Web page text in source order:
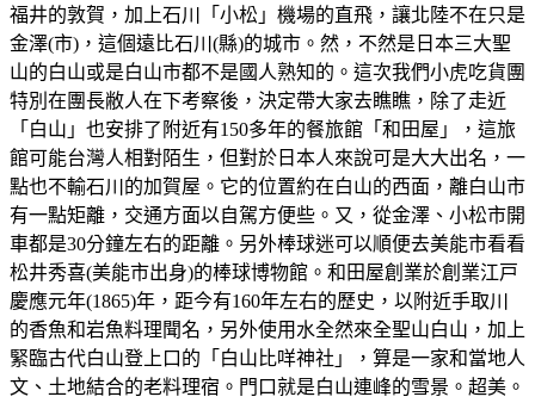
福井的敦賀，加上石川「小松」機場的直飛，讓北陸不在只是
金澤(市)，這個遠比石川(縣)的城市。然，不然是日本三大聖
山的白山或是白山市都不是國人熟知的。這次我們小虎吃貨團
特別在團長敝人在下考察後，決定帶大家去瞧瞧，除了走近
「白山」也安排了附近有150多年的餐旅館「和田屋」，這旅
館可能台灣人相對陌生，但對於日本人來說可是大大出名，一
點也不輸石川的加賀屋。它的位置約在白山的西面，離白山市
有一點矩離，交通方面以自駕方便些。又，從金澤、小松市開
車都是30分鐘左右的距離。另外棒球迷可以順便去美能市看看
松井秀喜(美能市出身)的棒球博物館。和田屋創業於創業江戸
慶應元年(1865)年，距今有160年左右的歷史，以附近手取川
的香魚和岩魚料理聞名，另外使用水全然來全聖山白山，加上
緊臨古代白山登上口的「白山比咩神社」，算是一家和當地人
文、土地結合的老料理宿。門口就是白山連峰的雪景。超美。